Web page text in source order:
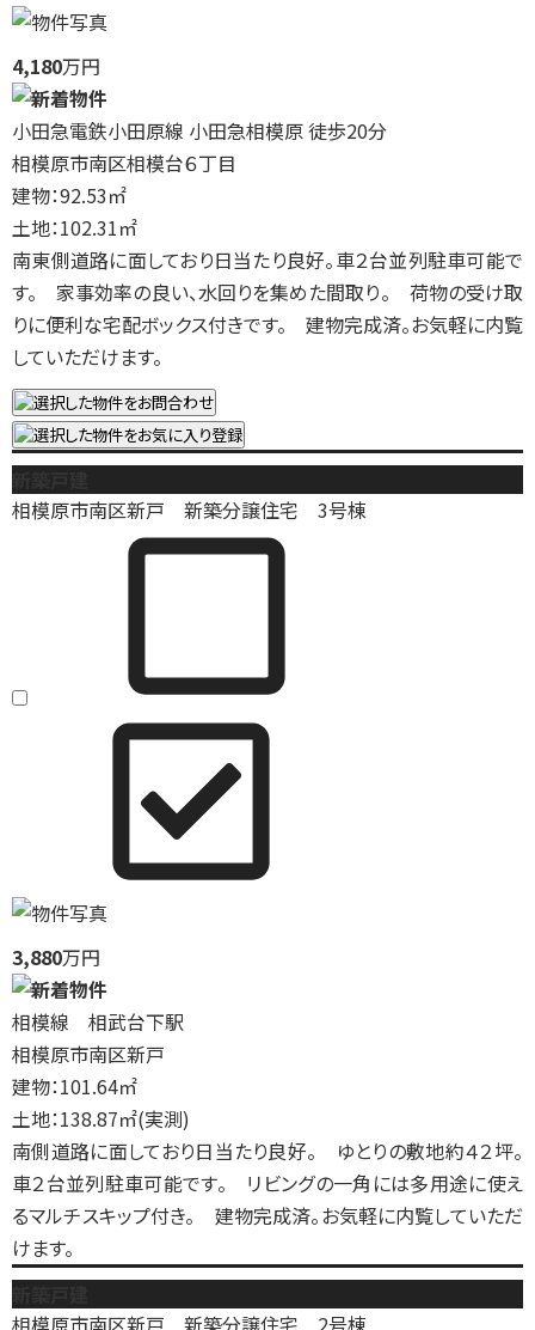
4,180万円
小田急電鉄小田原線 小田急相模原 徒歩20分
相模原市南区相模台６丁目
建物：92.53㎡
土地：102.31㎡
南東側道路に面しており日当たり良好。車２台並列駐車可能で
す。 家事効率の良い、水回りを集めた間取り。 荷物の受け取
りに便利な宅配ボックス付きです。 建物完成済。お気軽に内覧
していただけます。
相模原市南区新戸 新築分譲住宅 3号棟
3,880万円
相模線 相武台下駅
相模原市南区新戸
建物：101.64㎡
土地：138.87㎡(実測)
南側道路に面しており日当たり良好。 ゆとりの敷地約４２坪。
車２台並列駐車可能です。 リビングの一角には多用途に使え
るマルチスキップ付き。 建物完成済。お気軽に内覧していただ
けます。
相模原市南区新戸 新築分譲住宅 2号棟